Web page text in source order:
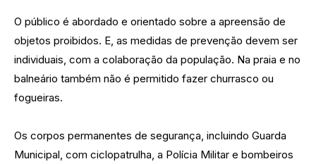
O público é abordado e orientado sobre a apreensão de
objetos proibidos. E, as medidas de prevenção devem ser
individuais, com a colaboração da população. Na praia e no
balneário também não é permitido fazer churrasco ou
fogueiras.
Os corpos permanentes de segurança, incluindo Guarda
Municipal, com ciclopatrulha, a Polícia Militar e bombeiros